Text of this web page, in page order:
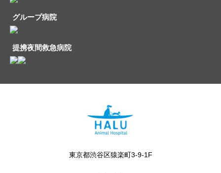
グループ病院
提携夜間救急病院
東京都渋谷区猿楽町3-9-1F